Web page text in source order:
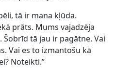
tā ir mana kļūda.
prāts. Mums vajadzēja
tā jau ir pagātne. Vai
Vai es to izmantošu kā
Noteikti.”